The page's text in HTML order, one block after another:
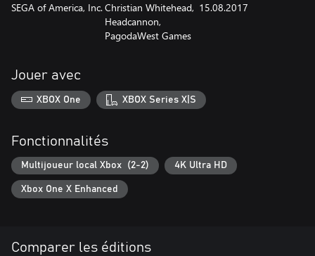
SEGA of America, Inc.Christian Whitehead,
Headcannon,
PagodaWest Games
15.08.2017
Jouer avec
XBOX One XBOX Series X|S
Fonctionnalités
Multijoueur local Xbox (2-2) 4K Ultra HD
Xbox One X Enhanced
Comparer les éditions